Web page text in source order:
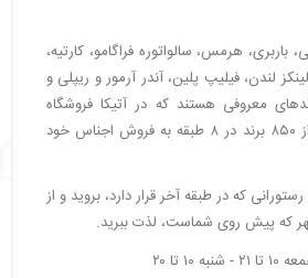
باربری، هرمس، سالواتوره فراگامو، کارتیه،
لندن، فیلیپ پلین، آندر آرمور و ریپلی و
معروفی هستند که در آتیکا فروشگاه
دارند. در مجموع بیش از ۸۵۰ برند در ۸ طبقه به فروش اجناس خود
که در طبقه آخر قرار دارد، بروید و از
که پیش روی شماست، لذت ببرید.
تا ۲۰